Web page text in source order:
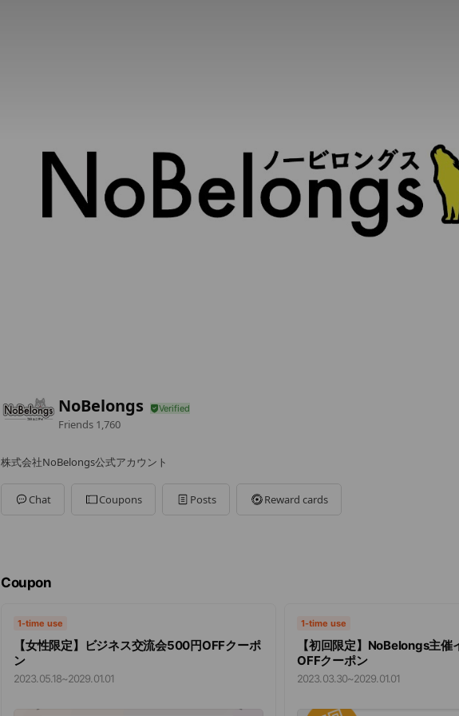
NoBelongs
Friends 1,760
株式会社NoBelongs公式アカウント
Chat Coupons Posts Reward cards
Coupon
1-time use
【女性限定】ビジネス交流会500円OFFクーポ
ン
2023.05.18~2029.01.01
1-time use
【初回限定】NoBelongs主
OFFクーポン
2023.03.30~2029.01.01